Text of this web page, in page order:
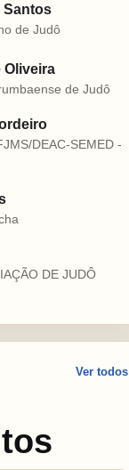
Santos
de Judô
Oliveira
de Judô
DEAC-SEMED -
DE JUDÔ
Ver todos